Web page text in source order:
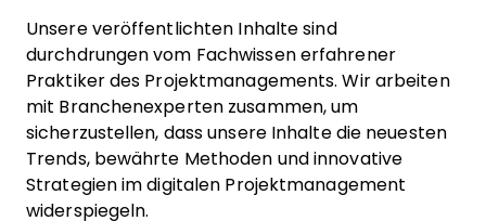
Unsere veröffentlichten Inhalte sind
durchdrungen vom Fachwissen erfahrener
Praktiker des Projektmanagements. Wir arbeiten
mit Branchenexperten zusammen, um
sicherzustellen, dass unsere Inhalte die neuesten
Trends, bewährte Methoden und innovative
Strategien im digitalen Projektmanagement
widerspiegeln.